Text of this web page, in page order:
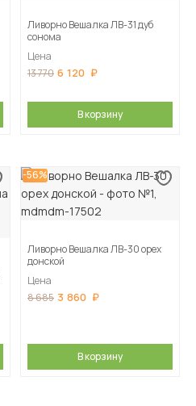
Ливорно Вешалка ЛВ-31 дуб
сонома
Цена
13 770 6 120
В корзину
-56%
Ливорно Вешалка ЛВ-30 орех
донской
Цена
8 685 3 860
В корзину